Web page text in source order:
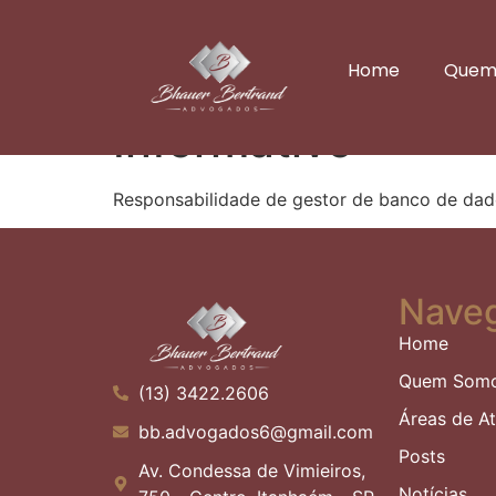
Home
intimação em
Informativo
Responsabilidade de gestor de banco de
(13) 3422.2606
bb.advogados6@gmail.com
Av. Condessa de Vimieiros,
Home
Quem
Áreas de
Posts